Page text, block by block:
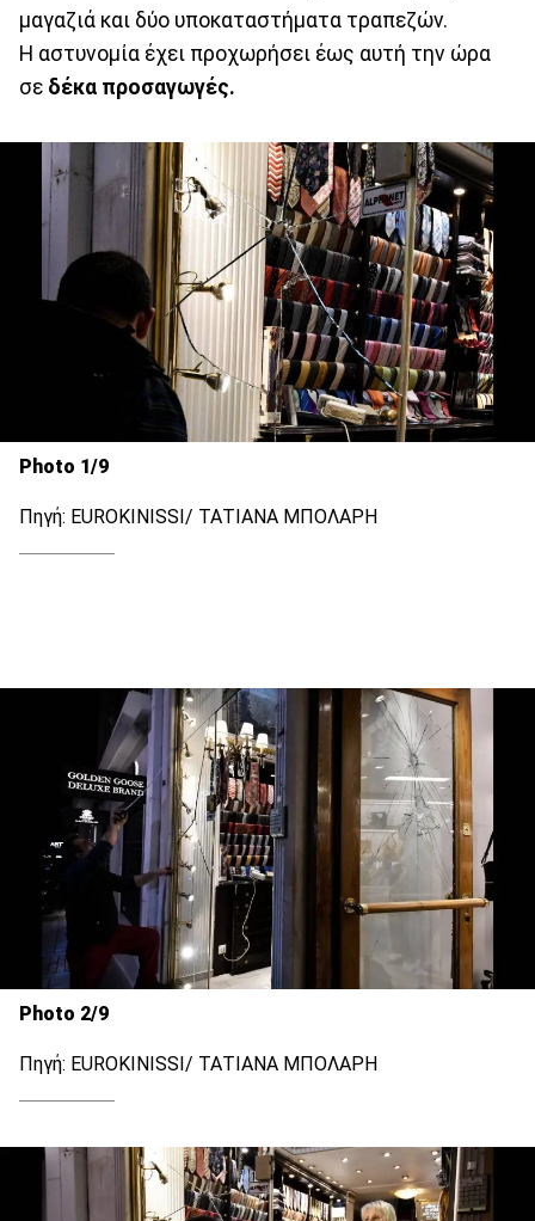
μαγαζιά και δύο υποκαταστήματα τραπεζών.
Η αστυνομία έχει προχωρήσει έως αυτή την ώρα
σε δέκα προσαγωγές.
Photo 1/9
Πηγή: EUROKINISSI/ ΤΑΤΙΑΝΑ ΜΠΟΛΑΡΗ
Photo 2/9
Πηγή: EUROKINISSI/ ΤΑΤΙΑΝΑ ΜΠΟΛΑΡΗ